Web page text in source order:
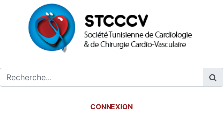
CONNEXION